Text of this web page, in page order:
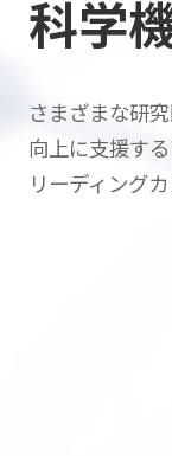
科学
さまざまな研
向上に支援する
リーディング